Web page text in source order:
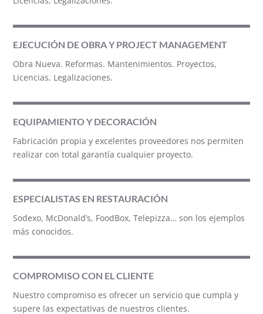
EJECUCIÓN DE OBRA Y PROJECT MANAGEMENT
Obra Nueva. Reformas. Mantenimientos. Proyectos,
Licencias, Legalizaciones.
EQUIPAMIENTO Y DECORACIÓN
Fabricación propia y excelentes proveedores nos permiten
realizar con total garantía cualquier proyecto.
ESPECIALISTAS EN RESTAURACIÓN
Sodexo, McDonald’s, FoodBox, Telepizza… son los ejemplos
más conocidos.
COMPROMISO CON EL CLIENTE
Nuestro compromiso es ofrecer un servicio que cumpla y
supere las expectativas de nuestros clientes.